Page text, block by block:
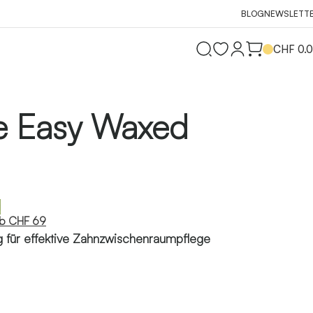
BLOG
CHF
Easy Waxed
CHF 69
für effektive Zahnzwischenraumpflege